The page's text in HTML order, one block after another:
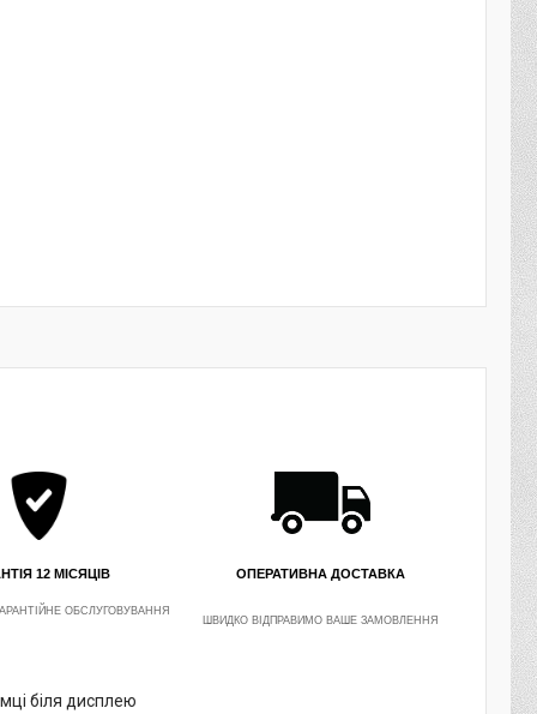
12 МІСЯЦІВ ОПЕРАТИВНА ДОСТАВКА
ОБСЛУГОВУВАННЯ
ШВИДКО ВІДПРАВИМО ВАШЕ ЗАМОВЛЕННЯ
біля дисплею